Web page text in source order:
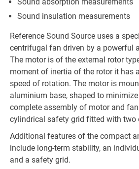
Sound insulation measurements
Reference Sound Source uses a
centrifugal fan driven by a powerful
The motor is of the external rotor
moment of inertia of the rotor it has
speed of rotation. The motor is
aluminium base, shaped to
complete assembly of motor and
cylindrical safety grid fitted with two
Additional features of the compact
include long-term stability, an
and a safety grid.